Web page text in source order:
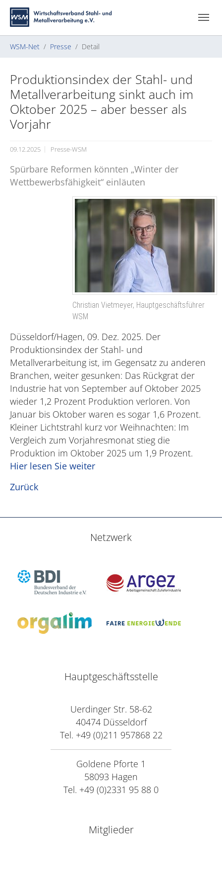
Zum Hauptinhalt springen
Skip to page footer
WSM-Net Presse Detail
Produktionsindex der Stahl- und
Metallverarbeitung sinkt auch im
Oktober 2025 – aber besser als
Vorjahr
09.12.2025 Presse-WSM
Spürbare Reformen könnten „Winter der
Wettbewerbsfähigkeit“ einläuten
Christian Vietmeyer, Hauptgeschäftsführer
WSM
Düsseldorf/Hagen, 09. Dez. 2025. Der
Produktionsindex der Stahl- und
Metallverarbeitung ist, im Gegensatz zu anderen
Branchen, weiter gesunken: Das Rückgrat der
Industrie hat von September auf Oktober 2025
wieder 1,2 Prozent Produktion verloren. Von
Januar bis Oktober waren es sogar 1,6 Prozent.
Kleiner Lichtstrahl kurz vor Weihnachten: Im
Vergleich zum Vorjahresmonat stieg die
Produktion im Oktober 2025 um 1,9 Prozent.
Hier lesen Sie weiter
Zurück
Netzwerk
Hauptgeschäftsstelle
Uerdinger Str. 58-62
40474 Düsseldorf
Tel. +49 (0)211 957868 22
Goldene Pforte 1
58093 Hagen
Tel. +49 (0)2331 95 88 0
Mitglieder